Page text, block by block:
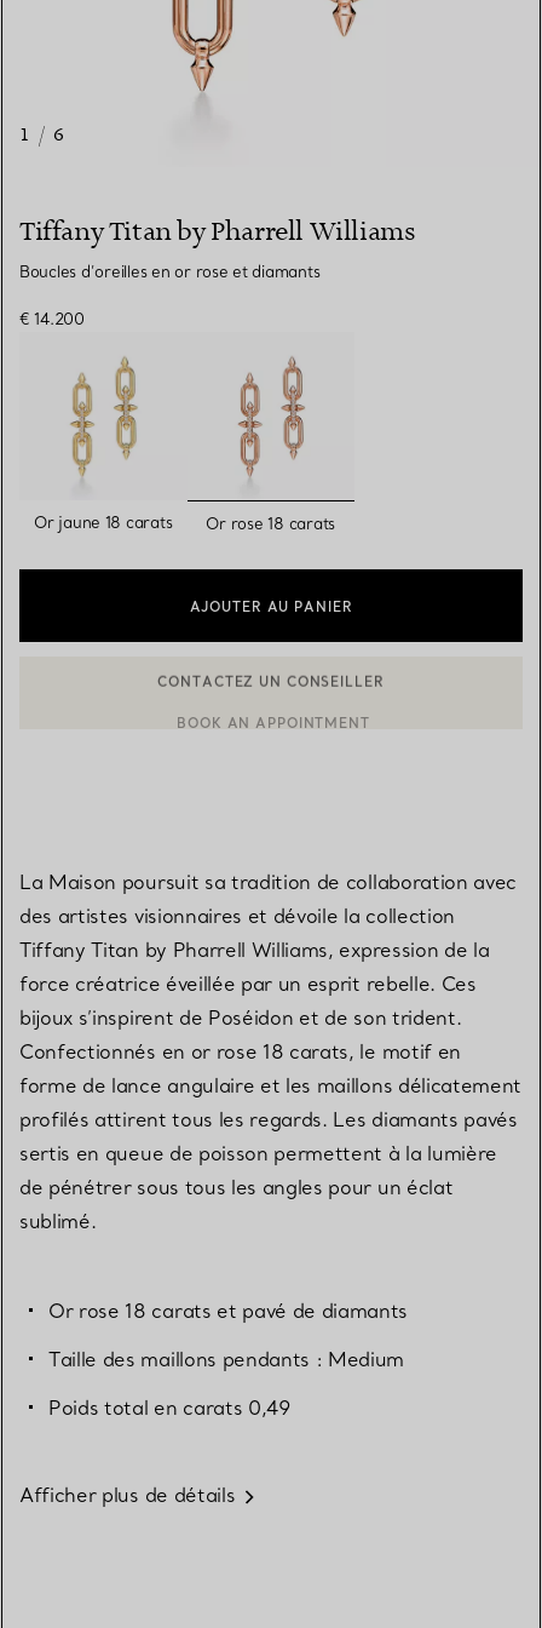
1 / 6
Tiffany Titan by Pharrell Williams
Boucles d’oreilles en or rose et diamants
€ 14.200
Or jaune 18 carats sélectionnés
Or rose 18 carats
AJOUTER AU PANIER
BOOK AN APPOINTMENT
La Maison poursuit sa tradition de collaboration avec
des artistes visionnaires et dévoile la collection
Tiffany Titan by Pharrell Williams, expression de la
force créatrice éveillée par un esprit rebelle. Ces
bijoux s’inspirent de Poséidon et de son trident.
Confectionnés en or rose 18 carats, le motif en
forme de lance angulaire et les maillons délicatement
profilés attirent tous les regards. Les diamants pavés
sertis en queue de poisson permettent à la lumière
de pénétrer sous tous les angles pour un éclat
sublimé.
Or rose 18 carats et pavé de diamants
Taille des maillons pendants : Medium
Poids total en carats 0,49
Afficher plus de détails